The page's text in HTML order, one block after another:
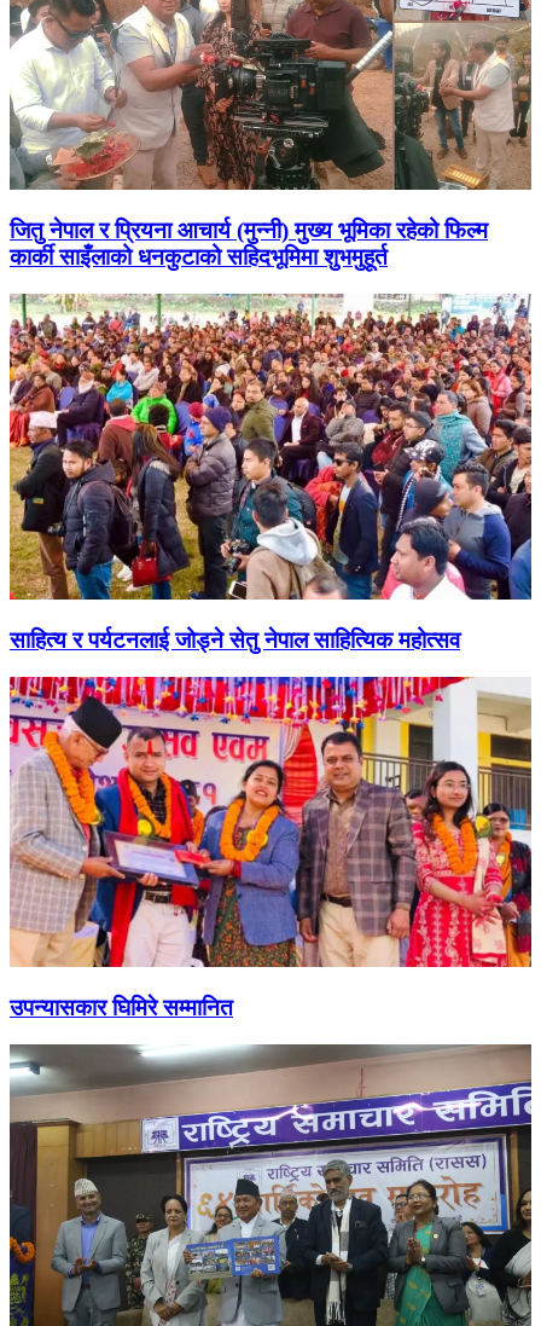
जितु नेपाल र प्रियना आचार्य (मुन्नी) मुख्य भूमिका रहेको फिल्म
कार्की साइँलाको धनकुटाको सहिदभूमिमा शुभमुहूर्त
साहित्य र पर्यटनलाई जोड्ने सेतु नेपाल साहित्यिक महोत्सव
उपन्यासकार घिमिरे सम्मानित